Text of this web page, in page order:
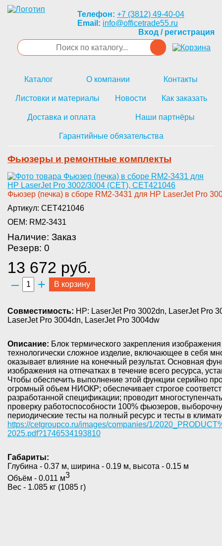
Телефон: +7 (3812) 49-40-04
Email: info@officetrade55.ru
Вход / регистрация
Каталог О компании Контакты
Листовки и материалы Новости Как заказать
Доставка и оплата Наши партнёры
Гарантийные обязательства
Фьюзеры и ремонтные комплекты
Фьюзер (печка) в с­боре RM2-3431 для HP LaserJet ­Pro
Артикул: CET421046
OEM: RM2-3431
Наличие: Заказ
Резерв: 0
13 672 руб.
– + В корзину
Совместимость: HP: LaserJet Pro 3002dn, LaserJet Pro
LaserJet Pro 3004dn, LaserJet Pro 3004dw
Описание: Блок термического закрепления
технологически сложное изделие, включающее в себя
оказывает влияние на конечный результат. Основная
изображения на отпечатках в течение всего ресурса,
Чтобы обеспечить выполнение этой функции серийно
огромный объем НИОКР; обеспечивает строгое
разработанной спецификации; проводит
проверку работоспособности 100% фьюзеров,
периодические тесты на полный ресурс и тесты в
https://cetgroupco.ru/images/companies/1/
2025.pdf?1746534193810
Габариты:
Глубина - 0.37 м, ширина - 0.19 м, высота - 0.15 м
Объём - 0.011 м3
Вес - 1.085 кг (1085 г)